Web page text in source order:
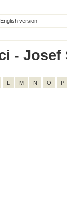
English version
-
L M N O P